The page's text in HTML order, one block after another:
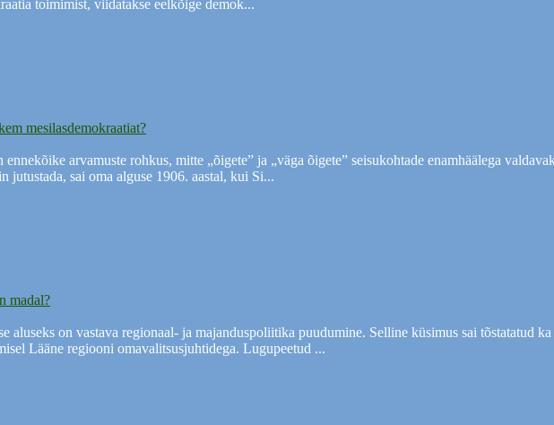
toimimist, viidatakse eelkõige demok...
mesilasdemokraatiat?
arvamuste rohkus, mitte „õigete” ja „väga õigete” seisukohtade enamhäälega
jutustada, sai oma alguse 1906. aastal, kui Si...
madal?
aluseks on vastava regionaal- ja majanduspoliitika puudumine. Selline küsimus sai tõstatatud ka
Lääne regiooni omavalitsusjuhtidega. Lugupeetud ...